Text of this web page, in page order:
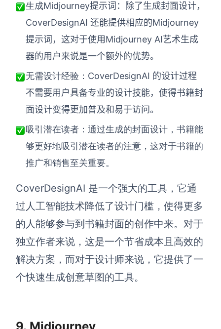
生成Midjourney提示词：除了生成封面设计，
CoverDesignAI 还能提供相应的Midjourney
提示词，这对于使用Midjourney AI艺术生成
器的用户来说是一个额外的优势。
无需设计经验： CoverDesignAI 的设计过程
不需要用户具备专业的设计技能，使得书籍封
面设计变得更加普及和易于访问。
吸引潜在读者：通过生成的封面设计，书籍能
够更好地吸引潜在读者的注意，这对于书籍的
推广和销售至关重要。
CoverDesignAI 是一个强大的工具，它通
过人工智能技术降低了设计门槛，使得更多
的人能够参与到书籍封面的创作中来。对于
独立作者来说，这是一个节省成本且高效的
解决方案，而对于设计师来说，它提供了一
个快速生成创意草图的工具。